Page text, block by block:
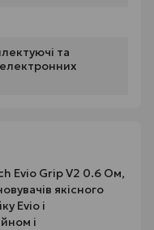
та
Evio Grip V2 0.6 Ом,
якісного
Evio і
і